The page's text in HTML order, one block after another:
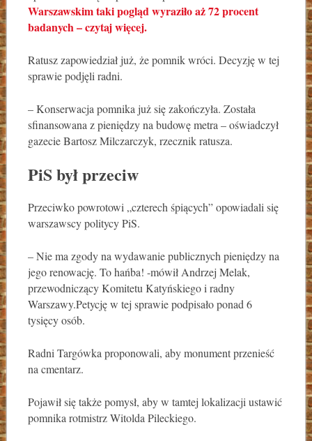
Warszawskim taki pogląd wyraziło aż 72 procent
badanych – czytaj więcej.
Ratusz zapowiedział już, że pomnik wróci. Decyzję w tej
sprawie podjęli radni.
– Konserwacja pomnika już się zakończyła. Została
sfinansowana z pieniędzy na budowę metra – oświadczył
gazecie Bartosz Milczarczyk, rzecznik ratusza.
PiS był przeciw
Przeciwko powrotowi „czterech śpiących” opowiadali się
warszawscy politycy PiS.
– Nie ma zgody na wydawanie publicznych pieniędzy na
jego renowację. To hańba! -mówił Andrzej Melak,
przewodniczący Komitetu Katyńskiego i radny
Warszawy.Petycję w tej sprawie podpisało ponad 6
tysięcy osób.
Radni Targówka proponowali, aby monument przenieść
na cmentarz.
Pojawił się także pomysł, aby w tamtej lokalizacji ustawić
pomnika rotmistrz Witolda Pileckiego.